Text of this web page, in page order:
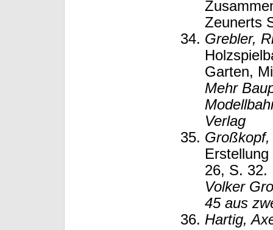
Zeunerts
Grebler,
Garten,
Mehr
Verlag
Großkopf,
26, S. 32.
Volker
45 aus
Hartig,